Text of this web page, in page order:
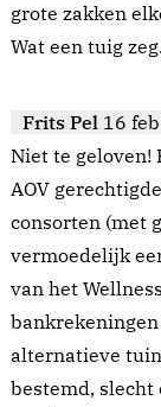
grote zakken
Wat een tuig zeg.
Frits Pel 16
Niet te geloven!
AOV
consorten (met
vermoedelijk
van het
alternatieve
bestemd, slecht